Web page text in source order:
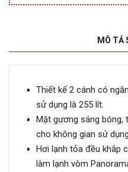
MÔ TẢ
Thiết kế 2 cánh có
sử dụng là 255 lít.
Mặt gương sáng bóng,
cho không gian sử dụng.
Hơi lạnh tỏa đều khắp
làm lạnh vòm